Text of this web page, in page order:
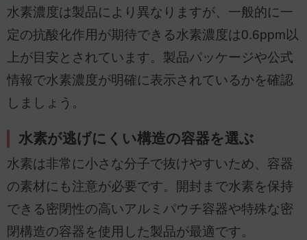
水素濃度は製品により異なりますが、一般的に一
定の抗酸化作用が期待できる水素濃度は0.6ppm以
上が目安とされています。製品パッケージや公式
情報で水素濃度が明確に表示されているかを確認
しましょう。
水素が逃げにくい構造の容器を選ぶ
水素は非常に小さな分子で抜けやすいため、容器
の素材にも注意が必要です。開封まで水素を保持
できる密閉性の高いアルミパウチ容器や特殊な密
閉構造の容器を使用した製品が最適です。